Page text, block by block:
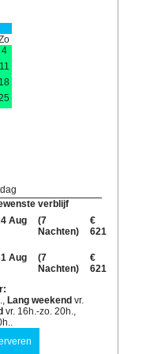
4
11
18
verblijf
Aug
(7
Nachten)
€
621
Aug
(7
Nachten)
€
621
Lang weekend vr.
vr. 16h.-zo. 20h.,